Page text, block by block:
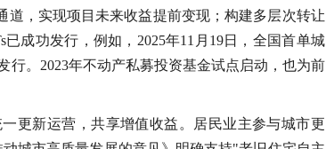
道，实现项目未来收益提前变现；构建多层次转让
成功发行，例如，2025年11月19日，全国首单城
。2023年不动产私募投资基金试点启动，也为前
更新运营，共享增值收益。居民业主参与城市更